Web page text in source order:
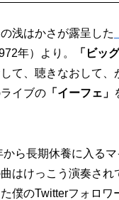
浅はかさが露呈した
年）より。 「ビッ
て、聴きなおして、
イブの 「イーフェ」
ら長期休養に入るマ
はけっこう演奏され
た僕のTwitterフォロワ